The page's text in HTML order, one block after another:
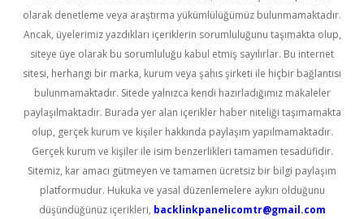
olarak denetleme veya araştırma yükümlülüğümüz bulunmamaktadır.
Ancak, üyelerimiz yazdıkları içeriklerin sorumluluğunu taşımakta olup,
siteye üye olarak bu sorumluluğu kabul etmiş sayılırlar. Bu internet
sitesi, herhangi bir marka, kurum veya şahıs şirketi ile hiçbir bağlantısı
bulunmamaktadır. Sitede yalnızca kendi hazırladığımız makaleler
paylaşılmaktadır. Burada yer alan içerikler haber niteliği taşımamakta
olup, gerçek kurum ve kişiler hakkında paylaşım yapılmamaktadır.
Gerçek kurum ve kişiler ile isim benzerlikleri tamamen tesadüfidir.
Sitemiz, kar amacı gütmeyen ve tamamen ücretsiz bir bilgi paylaşım
platformudur. Hukuka ve yasal düzenlemelere aykırı olduğunu
düşündüğünüz içerikleri, backlinkpanelicomtr@gmail.com